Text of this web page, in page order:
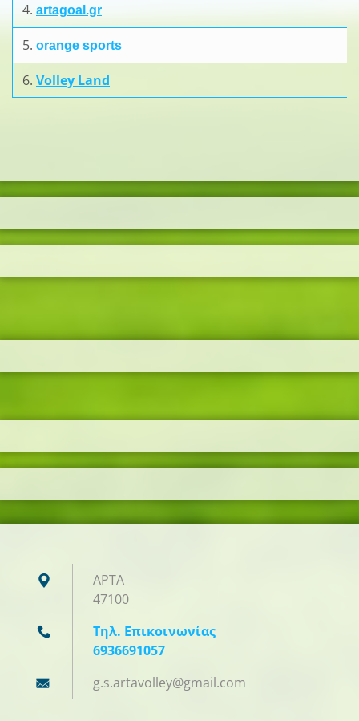
4. artagoal.gr
5. orange sports
6. Volley Land
ΑΡΤΑ
47100
Τηλ. Επικοινωνίας
6936691057
g.s.artavolley@gmail.com